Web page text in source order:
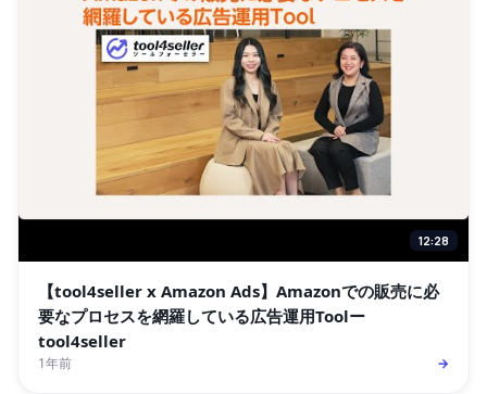
12:28
【tool4seller x Amazon Ads】Amazonでの販売に必
要なプロセスを網羅している広告運用Toolー
tool4seller
1年前 →